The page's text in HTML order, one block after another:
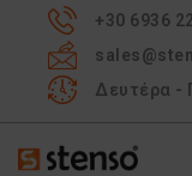
+30 6936
Δευτέρα -